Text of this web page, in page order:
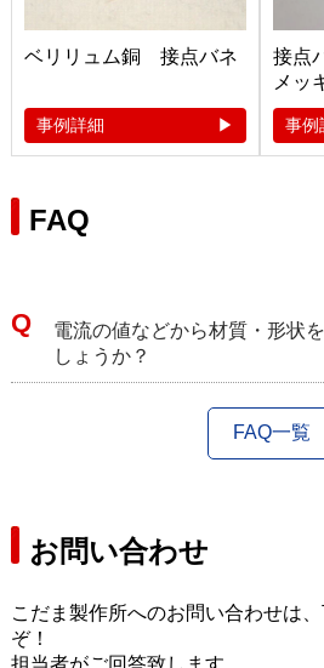
ベリリュム銅 接点バネ
事例詳細
接点
メッ
事例
FAQ
電流の値などから材質・形状
しょうか？
FAQ一覧
お問い合わせ
こだま製作所へのお問い合わせは
ぞ！